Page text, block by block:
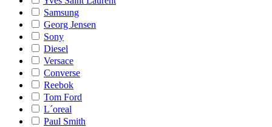
Samsung
Georg Jensen
Sony
Diesel
Versace
Converse
Reebok
Tom Ford
L´oreal
Paul Smith